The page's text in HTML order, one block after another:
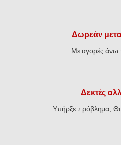
Δωρεάν
Με αγορές άνω
Δεκτές
Υπήρξε πρόβλημα;